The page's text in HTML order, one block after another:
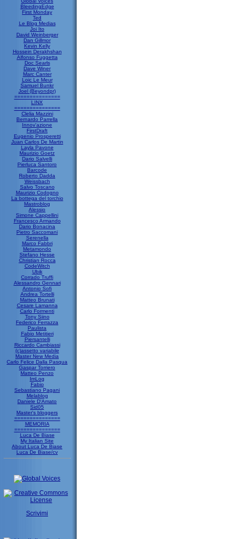
BleedingEdge
First Monday
Ted
Le Blog Medias
Joi Ito
David Weinberger
Dan Gillmor
Kevin Kelly
Hossein Derakhshan
Alfonso Fuggetta
Doc Searls
Dave Winer
Marc Canter
Loic Le Meur
Samuel Bunkr
Joel (Beyondpr)
===============
LINX
===============
Clelia Mazzini
Bernardo Parrella
Innov'azione
FirstDraft
Eugenio Prosperetti
Juan Carlos De Martin
Layla Pavone
Maurizio Goetz
Dario Salvelli
Pierluca Santoro
Barcode
Roberto Dadda
Weissbach
Salvo Toscano
Maurizio Codogno
La bottega del torchio
Mastroblog
Alessio
Simone Cappellini
Francesco Armando
Dario Bonacina
Pietro Saccomani
Serenella
Marco Fabbri
Metamondo
Stefano Hesse
Christian Rocca
CodeWitch
Ubik
Corrado Truffi
Alessandro Gennari
Antonio Sofi
Andrea Tortelli
Matteo Brunati
Cesare Lamanna
Carlo Formenti
Tony Siino
Federico Ferrazza
Paulista
Fabio Metitieri
Piersantelli
Riccardo Cambiassi
(c)assetto variabile
Master New Media
Carlo Felice Dalla Pasqua
Gaspar Torriero
Matteo Penzo
ImLog
Fabio
Sebastiano Pagani
Melablog
Daniele D'Amato
Sid05
Master's bloggers
===============
MEMORIA
===============
Luca De Biase
My Italian Site
About Luca De Biase
Luca De Biase/cv
Scrivimi